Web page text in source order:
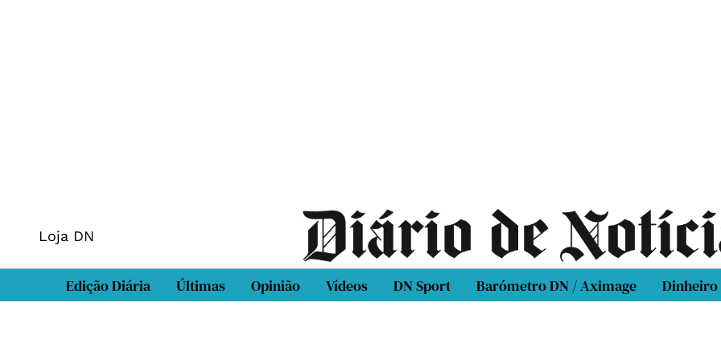
Loja DN
Edição Diária Últimas Opinião Vídeos DN Sport Barómetro DN / Aximage Dinheiro